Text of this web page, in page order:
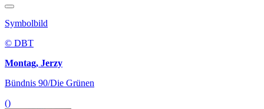
Symbolbild
© DBT
Montag, Jerzy
Bündnis 90/Die Grünen
()